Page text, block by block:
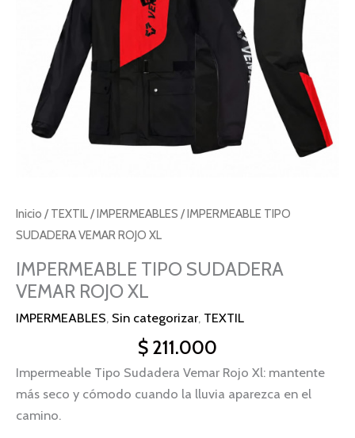
Inicio / TEXTIL/IMPERMEABLES / IMPERMEABLE TIPO
SUDADERA VEMAR ROJO XL
IMPERMEABLE TIPO SUDADERA
VEMAR ROJO XL
IMPERMEABLES, Sin categorizar, TEXTIL
$ 211.000
Impermeable Tipo Sudadera Vemar Rojo Xl: mantente
más seco y cómodo cuando la lluvia aparezca en el
camino.